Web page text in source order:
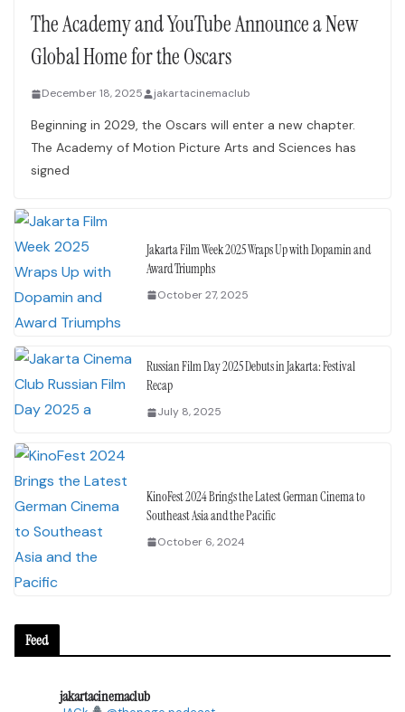
The Academy and YouTube Announce a New
Global Home for the Oscars
December 18, 2025 jakartacinemaclub
Beginning in 2029, the Oscars will enter a new chapter.
The Academy of Motion Picture Arts and Sciences has
signed
Jakarta Film Week 2025 Wraps Up with Dopamin and
Award Triumphs
October 27, 2025
Russian Film Day 2025 Debuts in Jakarta: Festival
Recap
July 8, 2025
KinoFest 2024 Brings the Latest German Cinema to
Southeast Asia and the Pacific
October 6, 2024
Feed
jakartacinemaclub